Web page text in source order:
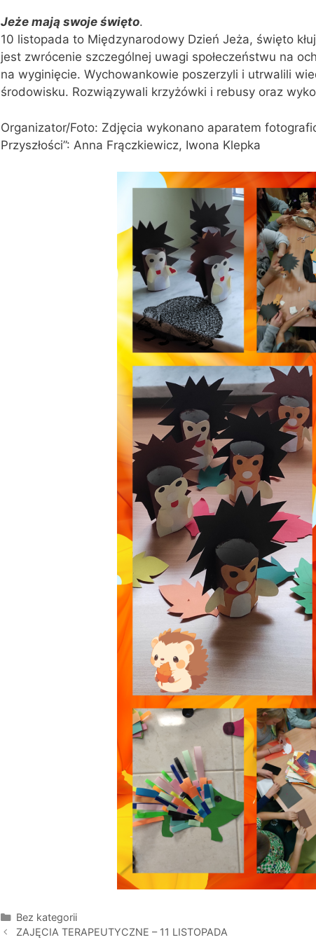
Jeże mają swoje święto.
10 listopada to Międzynarodowy Dzień Jeża, święto
jest zwrócenie szczególnej uwagi społeczeństwu na
na wyginięcie. Wychowankowie poszerzyli i utrwalili
środowisku. Rozwiązywali krzyżówki i rebusy oraz
Organizator/Foto: Zdjęcia wykonano aparatem
Przyszłości”: Anna Frączkiewicz, Iwona Klepka
Kategorie
Bez kategorii
ZAJĘCIA TERAPEUTYCZNE – 11 LISTOPADA